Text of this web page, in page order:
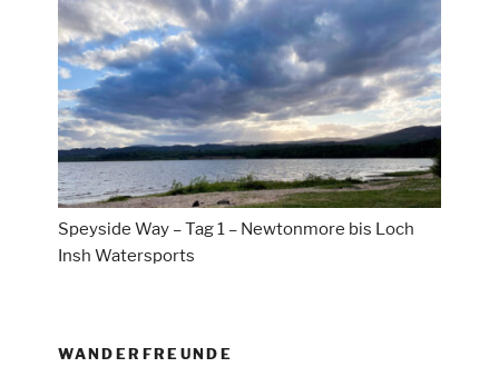
Speyside Way – Tag 1 – Newtonmore bis Loch
Insh Watersports
WANDERFREUNDE